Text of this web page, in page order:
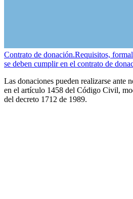
Contrato de donación.Requisitos,
se deben cumplir en el contrato de
Las donaciones pueden realizarse ante
en el artículo 1458 del Código Civil,
del decreto 1712 de 1989.